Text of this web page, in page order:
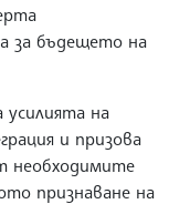
за бъдещето на
усилията на
и призова
необходимите
признаване на